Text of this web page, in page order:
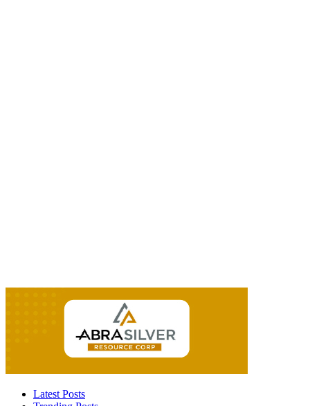
Latest Posts